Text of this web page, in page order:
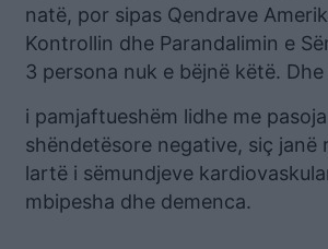
natë, por sipas Qendrave
Kontrollin dhe Parandalimin e
3 persona nuk e bëjnë këtë.
i pamjaftueshëm lidhe me
shëndetësore negative, siç janë
lartë i sëmundjeve
mbipesha dhe demenca.